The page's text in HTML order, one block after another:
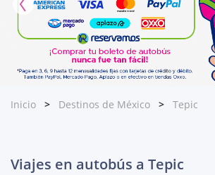
Inicio Destinos de México Tepic
Viajes en autobús a Tepic